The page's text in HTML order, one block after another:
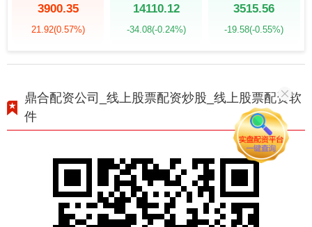
3900.35
21.92(0.57%)
14110.12
-34.08(-0.24%)
3515.56
-19.58(-0.55%)
鼎合配资公司_线上股票配资炒股_线上股票配资软
件